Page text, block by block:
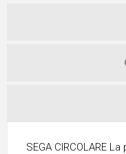
SEGA CIRCOLARE